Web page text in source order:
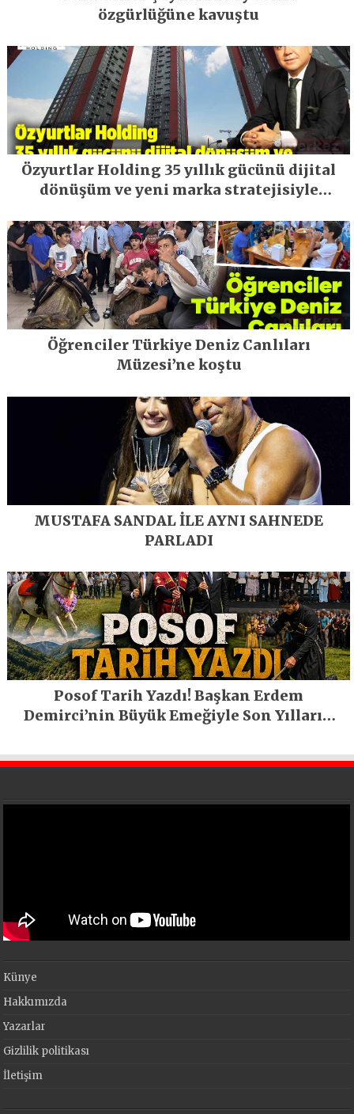
özgürlüğüne kavuştu
Özyurtlar Holding 35 yıllık gücünü dijital
dönüşüm ve yeni marka stratejisiyle
Öğrenciler Türkiye Deniz Canlıları
Müzesi’ne koştu
MUSTAFA SANDAL İLE AYNI SAHNEDE
PARLADI
Posof Tarih Yazdı! Başkan Erdem
Demirci’nin Büyük Emeğiyle Son Yılların
Künye
Hakkımızda
Yazarlar
Gizlilik politikası
İletişim